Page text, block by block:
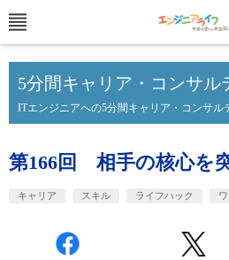
5分間キャリア・コンサル
ITエンジニアへの5分間キャリア・コンサル
第166回 相手の核心を
キャリア スキル ライフハック